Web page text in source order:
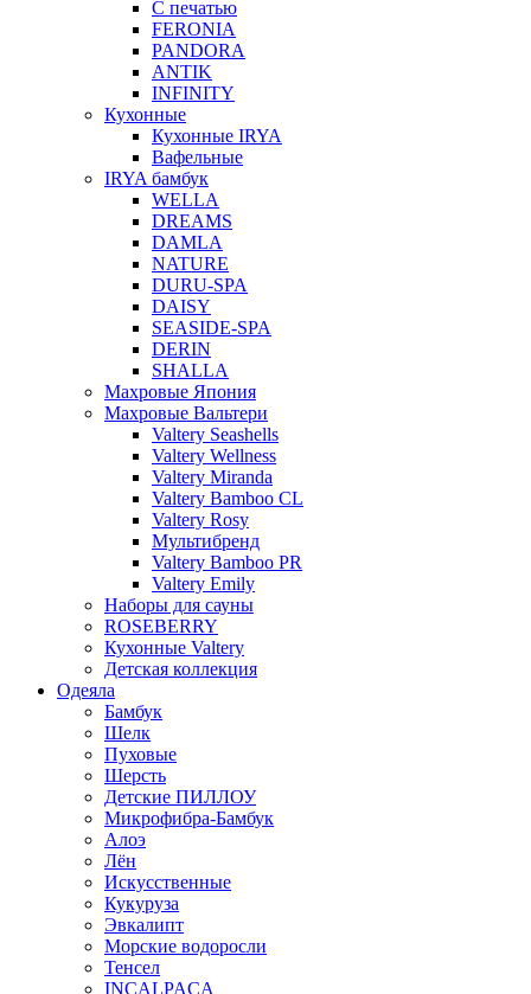
С печатью
FERONIA
PANDORA
ANTIK
INFINITY
Кухонные
Кухонные IRYA
Вафельные
IRYA бамбук
WELLA
DREAMS
DAMLA
NATURE
DURU-SPA
DAISY
SEASIDE-SPA
DERIN
SHALLA
Махровые Япония
Махровые Вальтери
Valtery Seashells
Valtery Wellness
Valtery Miranda
Valtery Bamboo CL
Valtery Rosy
Мультибренд
Valtery Bamboo PR
Valtery Emily
Наборы для сауны
ROSEBERRY
Кухонные Valtery
Детская коллекция
Одеяла
Бамбук
Шелк
Пуховые
Шерсть
Детские ПИЛЛОУ
Микрофибра-Бамбук
Алоэ
Лён
Искусственные
Кукуруза
Эвкалипт
Морские водоросли
Тенсел
INCALPACA